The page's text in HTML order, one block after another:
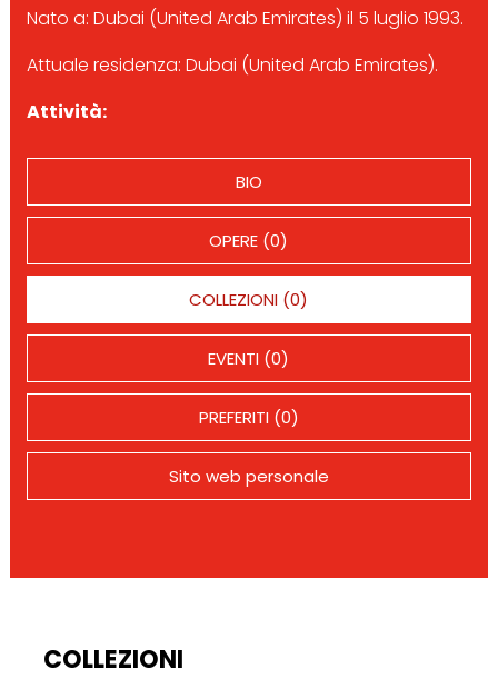
Nato a: Dubai (United Arab Emirates) il 5 luglio 1993.
Attuale residenza: Dubai (United Arab Emirates).
Attività:
BIO
OPERE (0)
COLLEZIONI (0)
EVENTI (0)
PREFERITI (0)
Sito web personale
COLLEZIONI